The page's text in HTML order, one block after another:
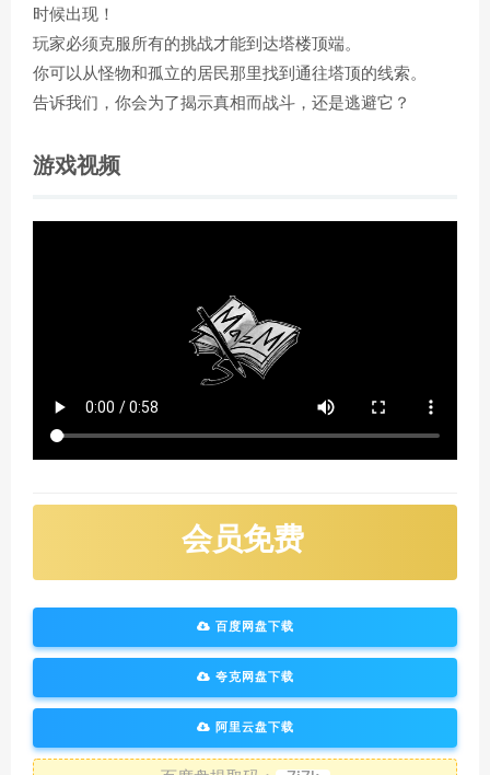
时候出现！
玩家必须克服所有的挑战才能到达塔楼顶端。
你可以从怪物和孤立的居民那里找到通往塔顶的线索。
告诉我们，你会为了揭示真相而战斗，还是逃避它？
游戏视频
会员免费
百度网盘下载
夸克网盘下载
阿里云盘下载